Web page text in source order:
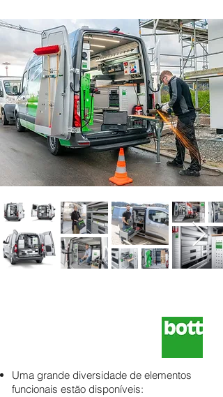
Uma grande diversidade de elementos
funcionais estão disponíveis: